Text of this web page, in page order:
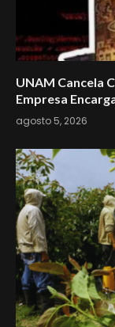
UNAM Cancela
Empresa
agosto 5, 2026